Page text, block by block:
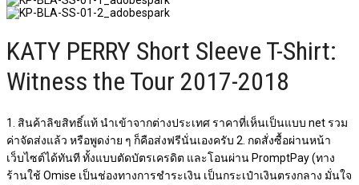
KATY PERRY Short Sleeve T-Shirt:
Witness the Tour 2017-2018
1. สินค้าลิขสิทธิ์แท้ นำเข้าจากต่างประเทศ ราคาที่เห็นเป็นแบบ net รวม
ค่าจัดส่งแล้ว หรือพูดง่าย ๆ ก็คือส่งฟรีนั่นเองครับ 2. กดสั่งซื้อผ่านหน้า
เว็บไซต์ได้ทันที ทั้งแบบตัดบัตรเครดิต และโอนผ่าน PromptPay (ทาง
ร้านใช้ Omise เป็นช่องทางการชำระเงิน เป็นกระเป๋าเงินตรงกลาง มั่นใจ